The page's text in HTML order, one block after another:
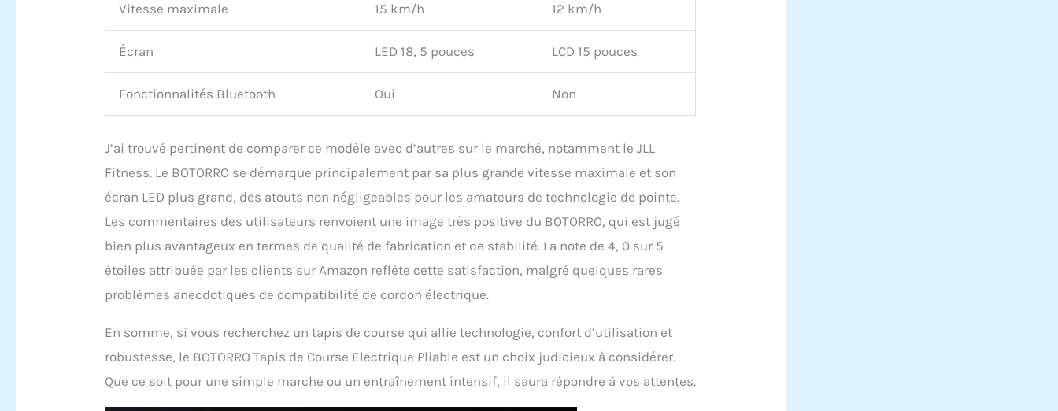
Vitesse maximale 15 km/h 12 km/h
Écran LED 18, 5 pouces LCD 15 pouces
Fonctionnalités Bluetooth Oui Non
J’ai trouvé pertinent de comparer ce modèle avec d’autres sur le marché, notamment le JLL
Fitness. Le BOTORRO se démarque principalement par sa plus grande vitesse maximale et son
écran LED plus grand, des atouts non négligeables pour les amateurs de technologie de pointe.
Les commentaires des utilisateurs renvoient une image très positive du BOTORRO, qui est jugé
bien plus avantageux en termes de qualité de fabrication et de stabilité. La note de 4, 0 sur 5
étoiles attribuée par les clients sur Amazon reflète cette satisfaction, malgré quelques rares
problèmes anecdotiques de compatibilité de cordon électrique.
En somme, si vous recherchez un tapis de course qui allie technologie, confort d’utilisation et
robustesse, le BOTORRO Tapis de Course Electrique Pliable est un choix judicieux à considérer.
Que ce soit pour une simple marche ou un entraînement intensif, il saura répondre à vos attentes.